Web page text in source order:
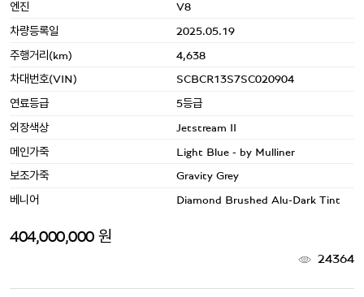
엔진 V8
차량등록일 2025.05.19
주행거리(km) 4,638
차대번호(VIN) SCBCR13S7SC020904
연료등급 5등급
외장색상 Jetstream II
메인가죽 Light Blue - by Mulliner
보조가죽 Gravity Grey
베니어 Diamond Brushed Alu-Dark Tint
404,000,000 원
24364